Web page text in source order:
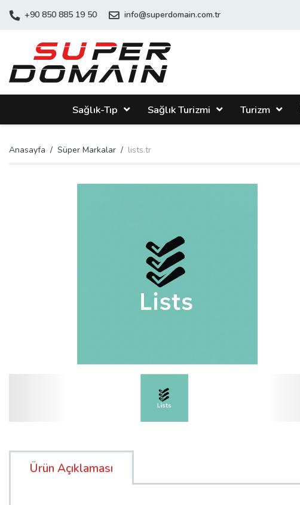
+90 850 885 19 50 info@superdomain.com.tr
Sağlık-Tıp Sağlık Turizmi Turizm
Anasayfa Süper Markalar lists.tr
Ürün Açıklaması